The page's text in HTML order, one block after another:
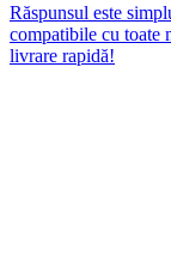
Răspunsul este
compatibile cu toate
livrare rapidă!